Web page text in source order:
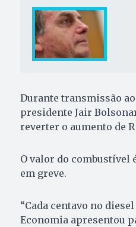
Durante transmissão
presidente Jair
reverter o aumento de
O valor do combustível
em greve.
“Cada centavo no
Economia apresentou